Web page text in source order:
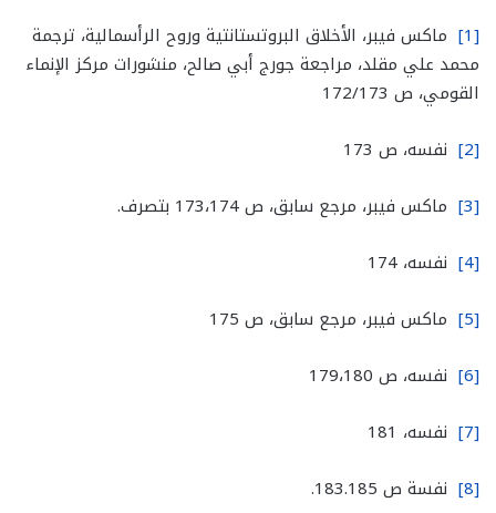
[1]
ماكس فيبر، الأخلاق البروتستانتية وروح الرأسمالية، ترجمة
محمد علي مقلد، مراجعة جورج أبي صالح، منشورات مركز الإنماء
القومي، ص 172/173
[2]
نفسه، ص 173
[3]
ماكس فيبر، مرجع سابق، ص 173،174 بتصرف.
[4]
نفسه، 174
[5]
ماكس فيبر، مرجع سابق، ص 175
[6]
نفسه، ص 179،180
[7]
نفسه، 181
[8]
نفسة ص 183.185.